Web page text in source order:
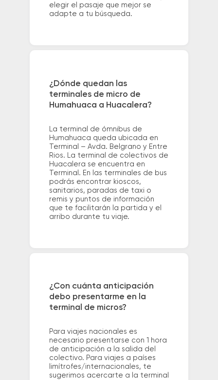
elegir el pasaje que mejor se
adapte a tu búsqueda.
¿Dónde quedan las
terminales de micro de
Humahuaca a Huacalera?
La terminal de ómnibus de
Humahuaca queda ubicada en
Terminal – Avda. Belgrano y Entre
Rios. La terminal de colectivos de
Huacalera se encuentra en
Terminal. En las terminales de bus
podrás encontrar kioscos,
sanitarios, paradas de taxi o
remis y puntos de información
que te facilitarán la partida y el
arribo durante tu viaje.
¿Con cuánta anticipación
debo presentarme en la
terminal de micros?
Para viajes nacionales es
necesario presentarse con 1 hora
de anticipación a la salida del
colectivo. Para viajes a países
limítrofes/internacionales, te
sugerimos acercarte a la terminal